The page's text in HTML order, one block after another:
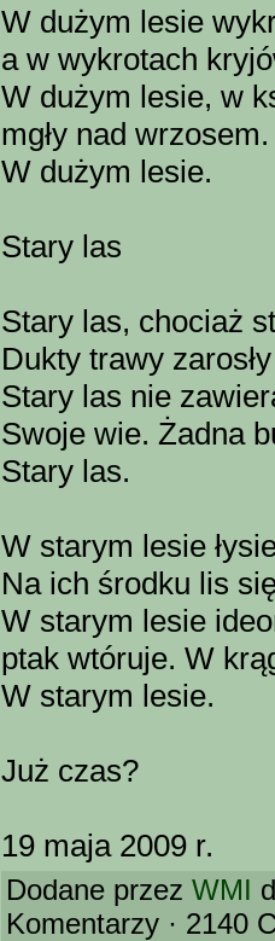
W dużym lesie
a w wykrotach
W dużym lesie, w
mgły nad
W dużym lesie.
Stary las
Stary las, chociaż
Dukty trawy
Stary las nie
Swoje wie. Żadna
Stary las.
W starym lesie
Na ich środku lis
W starym lesie
ptak wtóruje. W
W starym lesie.
Już czas?
19 maja 2009 r.
Dodane przez WMI
Komentarzy · 2140